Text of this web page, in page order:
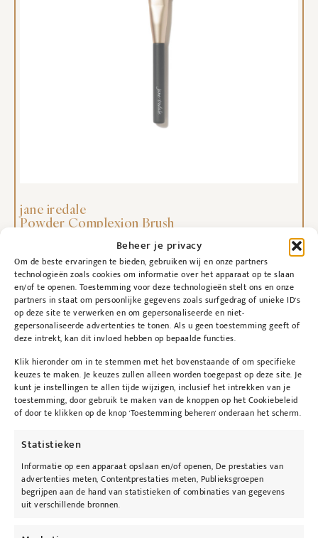
Beheer je privacy
Om de beste ervaringen te bieden, gebruiken wij en onze partners
technologieën zoals cookies om informatie over het apparaat op te slaan
en/of te openen. Toestemming voor deze technologieën stelt ons en onze
partners in staat om persoonlijke gegevens zoals surfgedrag of unieke ID's
op deze site te verwerken en om gepersonaliseerde en niet-
gepersonaliseerde advertenties te tonen. Als u geen toestemming geeft of
deze intrekt, kan dit invloed hebben op bepaalde functies.
Klik hieronder om in te stemmen met het bovenstaande of om specifieke
keuzes te maken. Je keuzes zullen alleen worden toegepast op deze site. Je
kunt je instellingen te allen tijde wijzigen, inclusief het intrekken van je
toestemming, door gebruik te maken van de knoppen op het Cookiebeleid
of door te klikken op de knop 'Toestemming beheren' onderaan het scherm.
Statistieken
Informatie op een apparaat opslaan en/of openen, De prestaties van
advertenties meten, Contentprestaties meten, Publieksgroepen
begrijpen aan de hand van statistieken of combinaties van gegevens
uit verschillende bronnen.
jane iredale
Powder Complexion Brush
Toevoegen aan winkelwagen